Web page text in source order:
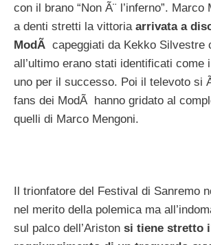
con il brano “Non Ã¨ l’inferno”. Marco
a denti stretti la vittoria arrivata a
ModÃ capeggiati da Kekko Silvestre
all’ultimo erano stati identificati come
uno per il successo. Poi il televoto si
fans dei ModÃ hanno gridato al
quelli di Marco Mengoni.
Il trionfatore del Festival di Sanremo
nel merito della polemica ma
sul palco dell’Ariston si tiene stretto